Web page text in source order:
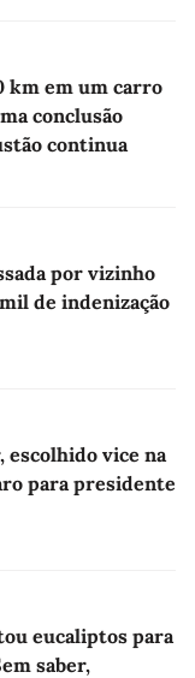
km em um carro
conclusão
continua
por vizinho
de indenização
escolhido vice na
para presidente
eucaliptos para
saber,